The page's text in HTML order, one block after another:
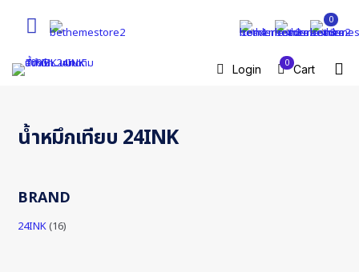
0
Login 0 Cart
น้ำหมึกเทียบ 24INK
BRAND
24INK(16)